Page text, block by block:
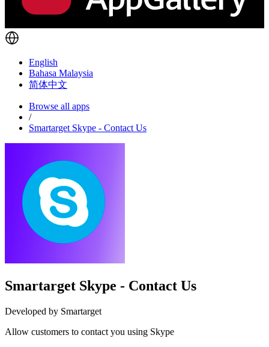
English
Bahasa Malaysia
简体中文
Browse all apps
/
Smartarget Skype - Contact Us
Smartarget Skype - Contact Us
Developed by Smartarget
Allow customers to contact you using Skype